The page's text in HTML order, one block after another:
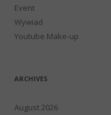
Event
Wywiad
Youtube Make-up
ARCHIVES
August 2026